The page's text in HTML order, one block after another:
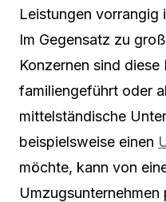
Leistungen vorrangig
Im Gegensatz zu
Konzernen sind
familiengeführt oder
mittelständische
beispielsweise einen
möchte, kann von